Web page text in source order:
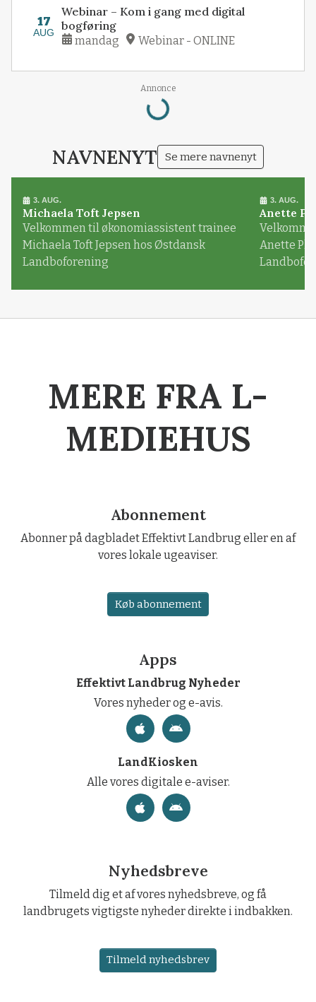
17
AUG
Webinar – Kom i gang med digital
bogføring
mandag Webinar - ONLINE
Annonce
Loading...
NAVNENYT Se mere navnenyt
3. AUG.
Michaela Toft Jepsen
Velkommen til økonomiassistent trainee
Michaela Toft Jepsen hos Østdansk
Landboforening
3. AUG.
Anette
Anette
MERE FRA L-
MEDIEHUS
Abonnement
Abonner på dagbladet Effektivt Landbrug eller en af
vores lokale ugeaviser.
Køb abonnement
Apps
Effektivt Landbrug Nyheder
Vores nyheder og e-avis.
LandKiosken
Alle vores digitale e-aviser.
Nyhedsbreve
Tilmeld dig et af vores nyhedsbreve, og få
landbrugets vigtigste nyheder direkte i indbakken.
Tilmeld nyhedsbrev